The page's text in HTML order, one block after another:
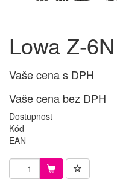
Lowa Z-
Vaše cena s DPH
Vaše cena bez DPH
Dostupnost
Kód
EAN